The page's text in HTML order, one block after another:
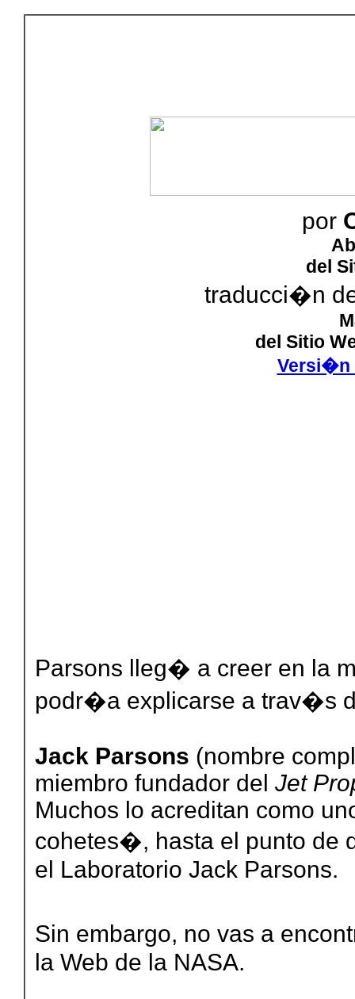
por
del
traducci�n
del Sitio
Versi�n
Parsons lleg� a creer en la
podr�a explicarse a trav�s
Jack Parsons (nombre
miembro fundador del Jet
Muchos lo acreditan como
cohetes�, hasta el punto de
el Laboratorio Jack Parsons.
Sin embargo, no vas a
la Web de la NASA.